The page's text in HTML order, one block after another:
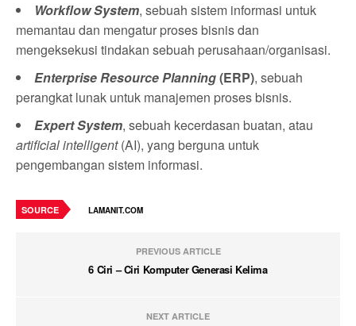
Workflow System, sebuah sistem informasi untuk
memantau dan mengatur proses bisnis dan
mengeksekusi tindakan sebuah perusahaan/organisasi.
Enterprise Resource Planning(ERP), sebuah
perangkat lunak untuk manajemen proses bisnis.
Expert System, sebuah kecerdasan buatan, atau
artificial intelligent(AI), yang berguna untuk
pengembangan sistem informasi.
SOURCE LAMANIT.COM
PREVIOUS ARTICLE
6 Ciri – Ciri Komputer Generasi Kelima
NEXT ARTICLE